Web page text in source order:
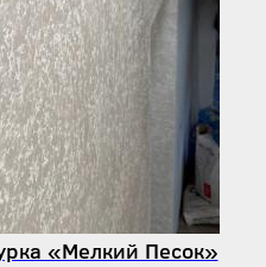
«Мелкий Песок»